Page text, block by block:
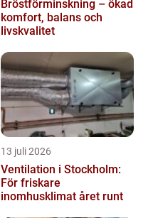
Bröstförminskning – ökad
komfort, balans och
livskvalitet
13 juli 2026
Ventilation i Stockholm:
För friskare
inomhusklimat året runt